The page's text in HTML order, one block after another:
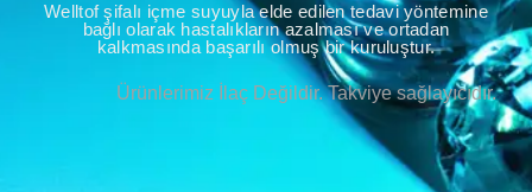
Welltof şifalı içme suyuyla elde edilen tedavi yöntemine
bağlı olarak hastalıkların azalması ve ortadan
kalkmasında başarılı olmuş bir kuruluştur.
Ürünlerimiz İlaç Değildir. Takviye sağlayıcıdır.